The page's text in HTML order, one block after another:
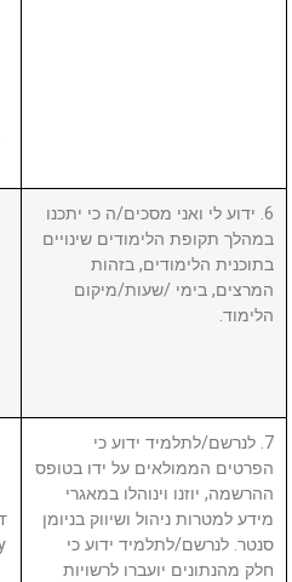
6. ידוע לי ואני מסכים/ה כי יתכנו
במהלך תקופת הלימודים שינויים
בתוכנית הלימודים, בזהות
המרצים, בימי /שעות/מיקום
הלימוד.
7. לנרשם/לתלמיד ידוע כי
הפרטים הממולאים על ידו בטופס
ההרשמה, יוזנו וינוהלו במאגרי
מידע למטרות ניהול ושיווק בניומן
סנטר. לנרשם/לתלמיד ידוע כי
חלק מהנתונים יועברו לרשויות